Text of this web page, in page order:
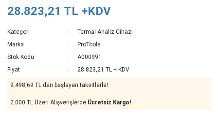
28.823,21 TL +KDV
Kategori
Termal Analiz Cihazı
Marka
ProTools
Stok Kodu
A000991
Fiyat
28.823,21 TL + KDV
9.498,69 TL den başlayan taksitlerle!
2.000 TL Üzeri Alışverişlerde Ücretsiz Kargo!